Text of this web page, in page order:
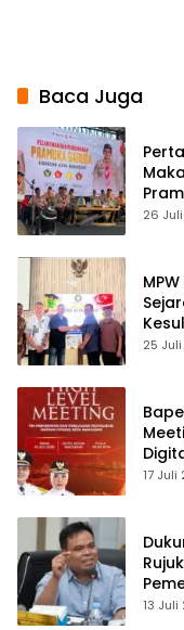
Baca Juga
26
NKRI
25
17 Juli
13